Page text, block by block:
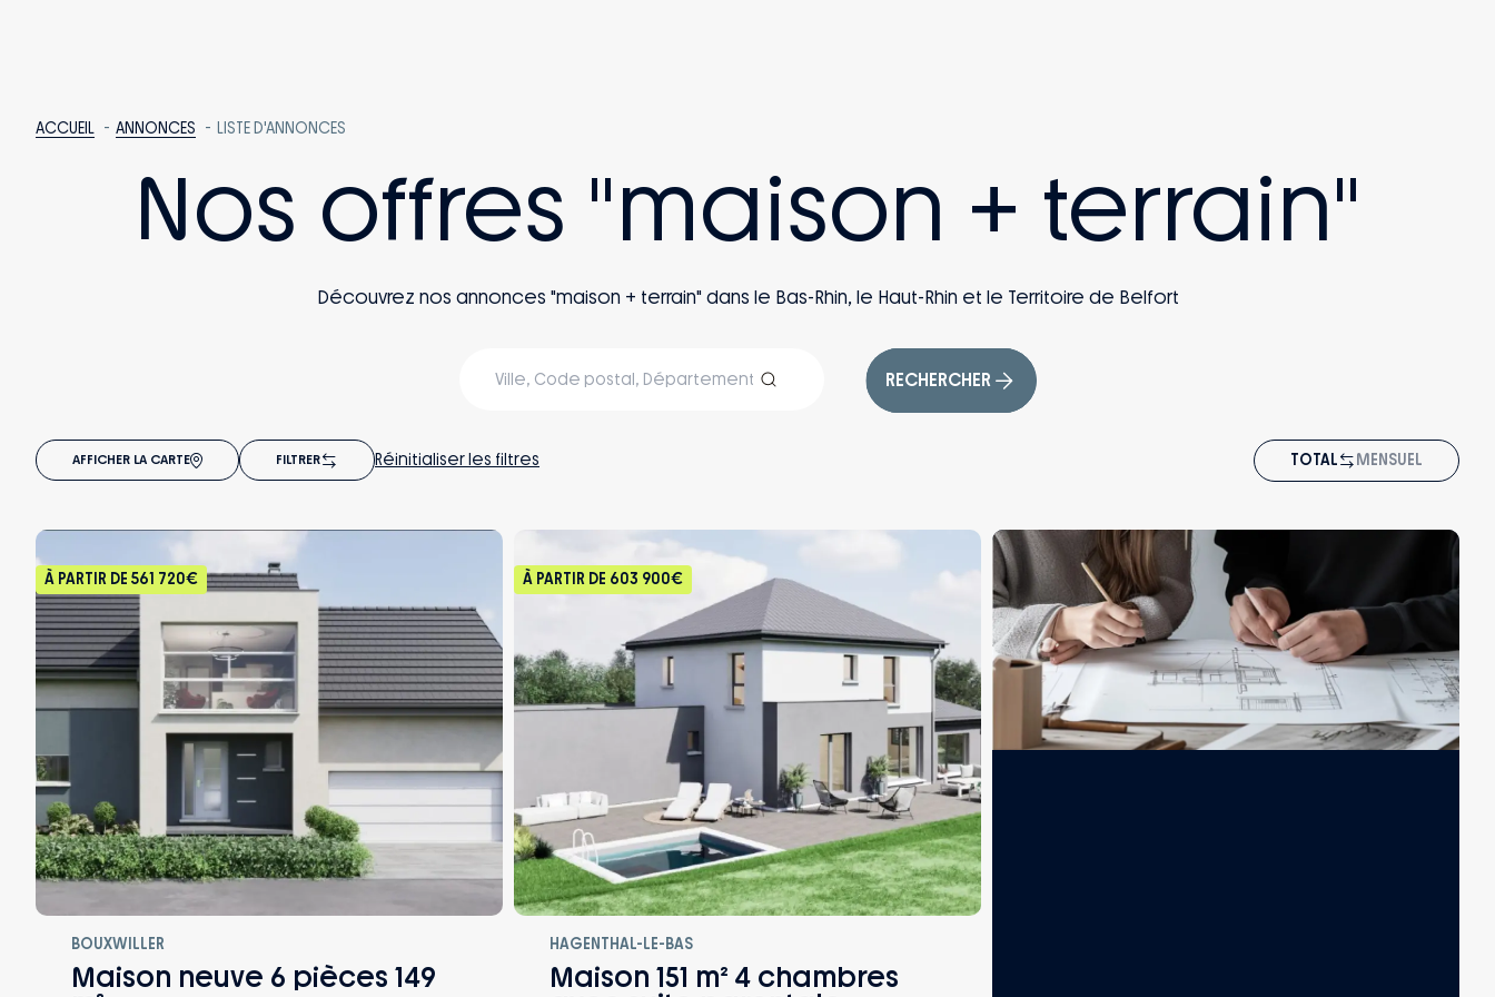
ACCUEIL ANNONCES LISTE D'ANNONCES
Nos offres "maison + terrain"
Découvrez nos annonces "maison + terrain" dans le Bas-Rhin, le Haut-Rhin et le Territoire de Belfort
RECHERCHER
AFFICHER LA CARTE FILTRER Réinitialiser les filtres TOTAL MENSUEL
À PARTIR DE 561 720€
BOUXWILLER
Maison neuve 6 pièces 149
À PARTIR DE 603 900€
HAGENTHAL-LE-BAS
Maison 151 m² 4 chambres